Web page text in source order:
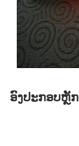
ອົງປະກອບຫຼັກ